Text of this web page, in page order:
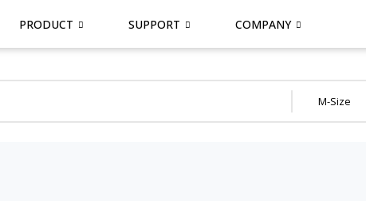
PRODUCT SUPPORT COMPANY